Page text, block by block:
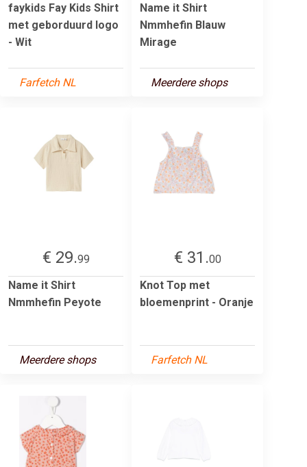
faykids Fay Kids Shirt
met geborduurd logo
- Wit
Farfetch NL
Name it Shirt
Nmmhefin Blauw
Mirage
Meerdere shops
€ 29.99
Name it Shirt
Nmmhefin Peyote
Meerdere shops
€ 31.00
Knot Top met
bloemenprint - Oranje
Farfetch NL